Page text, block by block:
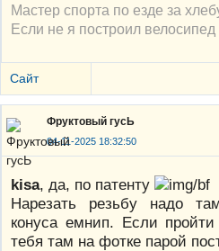
Мастер спорта по езде за
Если не я построил
Сайт
Фруктовый гусЬ
04-11-2025 18:32:50
kisa, да, по патенту
Нарезать резьбу надо
конуса емнип. Если
тебя там на фотке парой